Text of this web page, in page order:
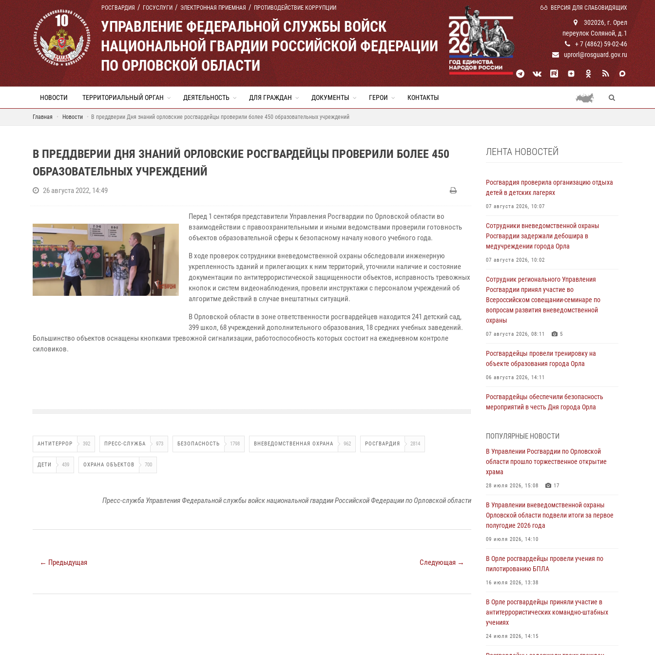
РОСГВАРДИЯ ГОСУСЛУГИ ЭЛЕКТРОННАЯ ПРИЕМНАЯ ПРОТИВОДЕЙСТВИЕ КОРРУПЦИИ ВЕРСИЯ ДЛЯ СЛАБОВИДЯЩИХ
УПРАВЛЕНИЕ ФЕДЕРАЛЬНОЙ СЛУЖБЫ ВОЙСК
НАЦИОНАЛЬНОЙ ГВАРДИИ РОССИЙСКОЙ ФЕДЕРАЦИИ
ПО ОРЛОВСКОЙ ОБЛАСТИ
302026, г. Орел
переулок Соляной, д.1
+ 7 (4862) 59-02-46
uprorl@rosguard.gov.ru
НОВОСТИ ТЕРРИТОРИАЛЬНЫЙ ОРГАН ДЕЯТЕЛЬНОСТЬ ДЛЯ ГРАЖДАН ДОКУМЕНТЫ ГЕРОИ КОНТАКТЫ
Главная Новости В преддверии Дня знаний орловские росгвардейцы проверили более 450 образовательных учреждений
В ПРЕДДВЕРИИ ДНЯ ЗНАНИЙ ОРЛОВСКИЕ РОСГВАРДЕЙЦЫ ПРОВЕРИЛИ БОЛЕЕ 450
ОБРАЗОВАТЕЛЬНЫХ УЧРЕЖДЕНИЙ
26 августа 2022, 14:49
Перед 1 сентября представители Управления Росгвардии по Орловской области во
взаимодействии с правоохранительными и иными ведомствами проверили готовность
объектов образовательной сферы к безопасному началу нового учебного года.
В ходе проверок сотрудники вневедомственной охраны обследовали инженерную
укрепленность зданий и прилегающих к ним территорий, уточнили наличие и состояние
документации по антитеррористической защищенности объектов, исправность тревожных
кнопок и систем видеонаблюдения, провели инструктажи с персоналом учреждений об
алгоритме действий в случае внештатных ситуаций.
В Орловской области в зоне ответственности росгвардейцев находится 241 детский сад,
399 школ, 68 учреждений дополнительного образования, 18 средних учебных заведений.
Большинство объектов оснащены кнопками тревожной сигнализации, работоспособность которых состоит на ежедневном контроле
силовиков.
АНТИТЕРРОР 392 ПРЕСС-СЛУЖБА 973 БЕЗОПАСНОСТЬ 1798 ВНЕВЕДОМСТВЕННАЯ ОХРАНА 962 РОСГВАРДИЯ 2814
ДЕТИ 439 ОХРАНА ОБЪЕКТОВ 700
Пресс-служба Управления Федеральной службы войск национальной гвардии Российской Федерации по Орловской области
← Предыдущая Следующая →
ЛЕНТА НОВОСТЕЙ
Росгвардия проверила организацию отдыха
детей в детских лагерях
07 августа 2026, 10:07
Сотрудники вневедомственной охраны
Росгвардии задержали дебошира в
медучреждении города Орла
07 августа 2026, 10:02
Сотрудник регионального Управления
Росгвардии принял участие во
Всероссийском совещании-семинаре по
вопросам развития вневедомственной
охраны
07 августа 2026, 08:11 5
Росгвардейцы провели тренировку на
объекте образования города Орла
06 августа 2026, 14:11
Росгвардейцы обеспечили безопасность
мероприятий в честь Дня города Орла
Начальник регионального Управления
Росгвардии принял участие в митинге в честь
дня освобождения города Орла
05 августа 2026, 13:16
результатах работы за первое полугодие
05 августа 2026, 13:12
За месяц росгвардейцы задержали 15 лиц,
противоправных действий
04 августа 2026, 14:21
росгвардейцев
04 августа 2026, 14:06 2
За месяц росгвардейцы приняли от граждан
ПОПУЛЯРНЫЕ НОВОСТИ
В Управлении Росгвардии по Орловской
области прошло торжественное открытие
храма
28 июля 2026, 15:08 17
В Управлении вневедомственной охраны
Орловской области подвели итоги за первое
полугодие 2026 года
09 июля 2026, 14:10
В Орле росгвардейцы провели учения по
пилотированию БПЛА
16 июля 2026, 13:38
В Орле росгвардейцы приняли участие в
антитеррористических командно-штабных
учениях
24 июля 2026, 14:15